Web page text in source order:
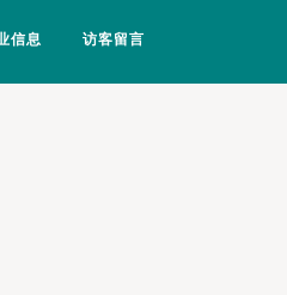
信息 访客留言